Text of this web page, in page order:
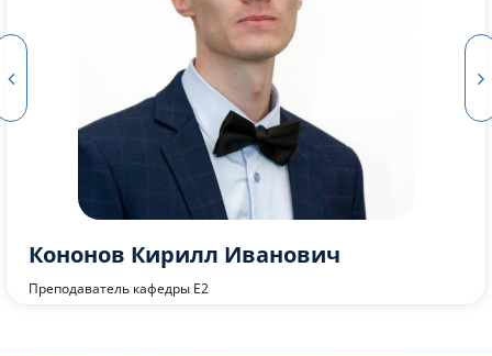
Шония Карина Нугзаровна
Ассистент кафедры Е2